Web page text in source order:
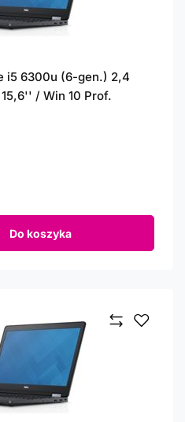
i5 6300u (6-gen.) 2,4
/ Win 10 Prof.
Do koszyka